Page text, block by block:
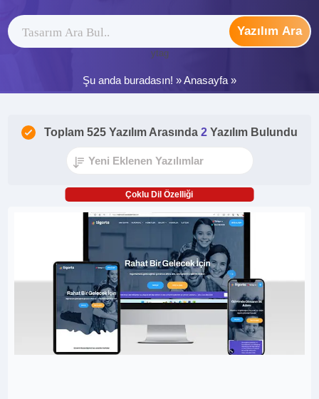
Yazılım Ara
ytag
Şu anda buradasın! »Anasayfa »
Toplam 525 Yazılım Arasında 2 Yazılım Bulundu
Çoklu Dil Özelliği